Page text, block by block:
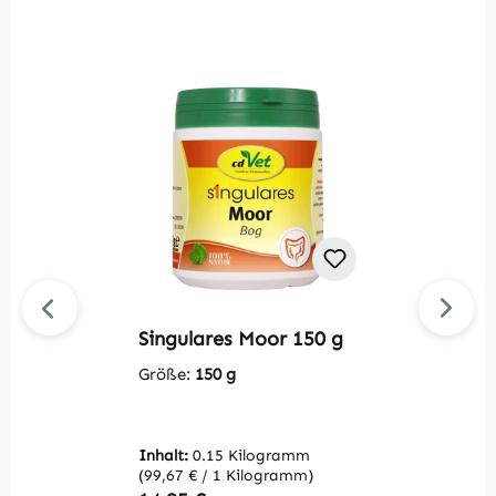
Singulares Moor 150 g
Größe: 150 g
Inhalt: 0.15 Kilogramm
(99,67 € / 1 Kilogramm)